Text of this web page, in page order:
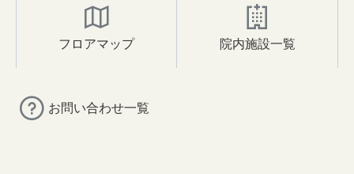
フロアマップ 院内施設一覧
お問い合わせ一覧